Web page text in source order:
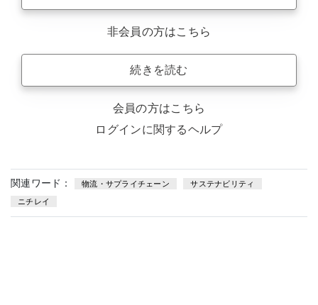
非会員の方はこちら
続きを読む
会員の方はこちら
ログインに関するヘルプ
関連ワード： 物流・サプライチェーン サステナビリティ
ニチレイ